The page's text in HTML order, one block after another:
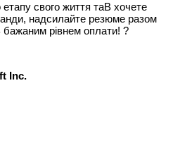
свого життя таВ хочете
надсилайте резюме разом
бажаним рівнем оплати! ?
Inc.